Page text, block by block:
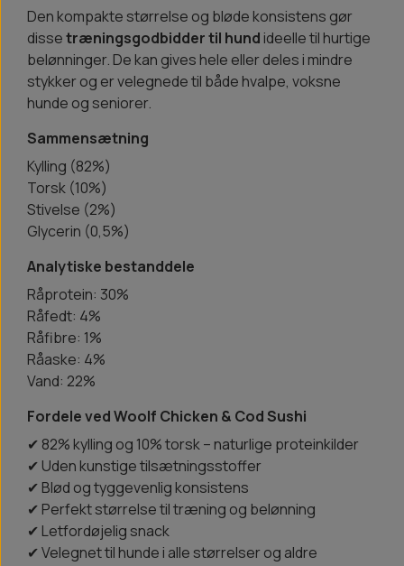
Den kompakte størrelse og bløde konsistens gør
dissetræningsgodbidder til hund ideelle til hurtige
belønninger. De kan gives hele eller deles i mindre
stykker og er velegnede til både hvalpe, voksne
hunde og seniorer.
Sammensætning
Kylling (82%)
Torsk (10%)
Stivelse (2%)
Glycerin (0,5%)
Analytiske bestanddele
Råprotein: 30%
Råfedt: 4%
Råfibre: 1%
Råaske: 4%
Vand: 22%
Fordele ved Woolf Chicken & Cod Sushi
✔ 82% kylling og 10% torsk – naturlige proteinkilder
✔ Uden kunstige tilsætningsstoffer
✔ Blød og tyggevenlig konsistens
✔ Perfekt størrelse til træning og belønning
✔ Letfordøjelig snack
✔ Velegnet til hunde i alle størrelser og aldre